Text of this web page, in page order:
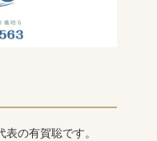
の有賀聡です。